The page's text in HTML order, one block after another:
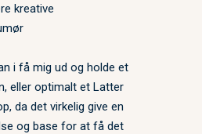
kreative
i få mig ud og holde et
eller optimalt et Latter
da det virkelig give en
og base for at få det